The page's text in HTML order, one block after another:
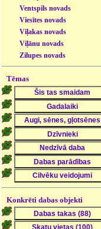
Ventspils novads
Viesītes novads
Viļakas novads
Viļānu novads
Zilupes novads
Tēmas
Konkrēti dabas objekti